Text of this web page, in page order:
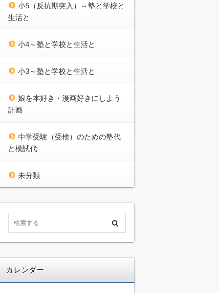
小5（反抗期突入）～塾と学校と
生活と
小4～塾と学校と生活と
小3～塾と学校と生活と
娘を本好き・漫画好きにしよう
計画
中学受験（受検）のための塾代
と模試代
未分類
カレンダー